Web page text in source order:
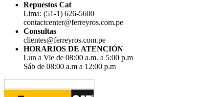
Repuestos Cat
Lima: (51-1) 626-5600
contactcenter@ferreyros.com.pe
Consultas
clientes@ferreyros.com.pe
HORARIOS DE ATENCIÓN
Lun a Vie de 08:00 a.m. a 5:00 p.m
Sáb de 08:00 a.m a 12:00 p.m